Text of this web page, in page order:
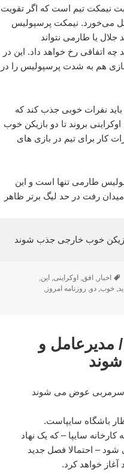
نیمکت تیم است که اگر تقویت
می‌خورد. نیمکت پرسپولیس
یا طارمی نتواند
اتفاقی رخ خواهد داد. این در
هم به شدت پرسپولیس را در
نفرات خوبی جذب کند که
اوکراینی بروند تا دو بازیکن خوب
کار برای تیم در بازی های
طارمی تنها است و این
رفت در حد لیگ برتر ظاهر
بازیکن خوب خارجی جذب شوند
برچسب‌ها
اخبار ,افق ,اوکراینی ,این
,خوب ,دو روزنامه امروز
/ مدیرعامل و
و سرمربی عوض می شوند
باشگاه سایپاست.
سایپا – که یک نهاد
– احتمالا فصل جدید
خواهد کرد.